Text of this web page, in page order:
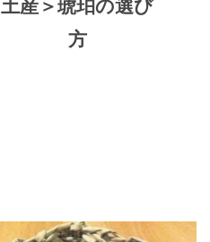
土産＞琥珀の選び
方